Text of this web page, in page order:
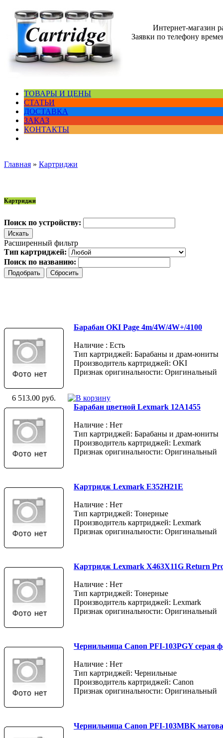
Интернет-магазин
Заявки по телефону
ТОВАРЫ И ЦЕНЫ
СТАТЬИ
ДОСТАВКА
ЗАКАЗ
КОНТАКТЫ
Главная » Картриджи
Картриджи
Поиск по устройству:
Расширенный фильтр
Тип картриджей:
Поиск по названию:
Барабан OKI Page 4m/4W/4W+/4100
Наличие : Есть
Тип картриджей: Барабаны и драм-юниты
Производитель картриджей: OKI
Признак оригинальности: Оригинальный
6 513.00 руб.
Барабан цветной Lexmark 12A1455
Наличие : Нет
Тип картриджей: Барабаны и драм-юниты
Производитель картриджей: Lexmark
Признак оригинальности: Оригинальный
Картридж Lexmark E352H21E
Наличие : Нет
Тип картриджей: Тонерные
Производитель картриджей: Lexmark
Признак оригинальности: Оригинальный
Картридж Lexmark X463X11G Return
Наличие : Нет
Тип картриджей: Тонерные
Производитель картриджей: Lexmark
Признак оригинальности: Оригинальный
Чернильница Canon PFI-103PGY серая
Наличие : Нет
Тип картриджей: Чернильные
Производитель картриджей: Canon
Признак оригинальности: Оригинальный
Чернильница Canon PFI-103MBK